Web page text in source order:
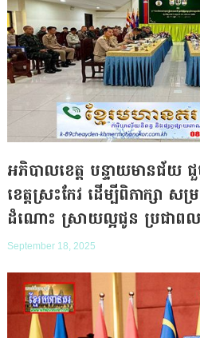
អភិបាលខេត្ត បន្ទាយមានជ័យ
ខេត្តស្រះកែវ ដើម្បីពិភាក្សា ស
ដំណោះ ស្រាយល្អជូន ប្រជាពលរ
September 18, 2025